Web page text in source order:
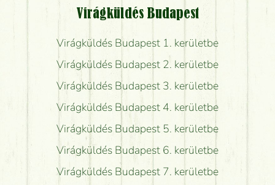
Virágküldés Budapest
Virágküldés Budapest 1. kerületbe
Virágküldés Budapest 2. kerületbe
Virágküldés Budapest 3. kerületbe
Virágküldés Budapest 4. kerületbe
Virágküldés Budapest 5. kerületbe
Virágküldés Budapest 6. kerületbe
Virágküldés Budapest 7. kerületbe